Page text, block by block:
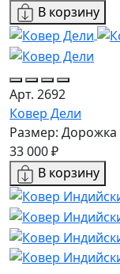
В корзину
Арт. 2692
Ковер Дели
Размер: Дорожка
33 000 ₽
В корзину